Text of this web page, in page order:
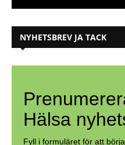
NYHETSBREV JA TACK